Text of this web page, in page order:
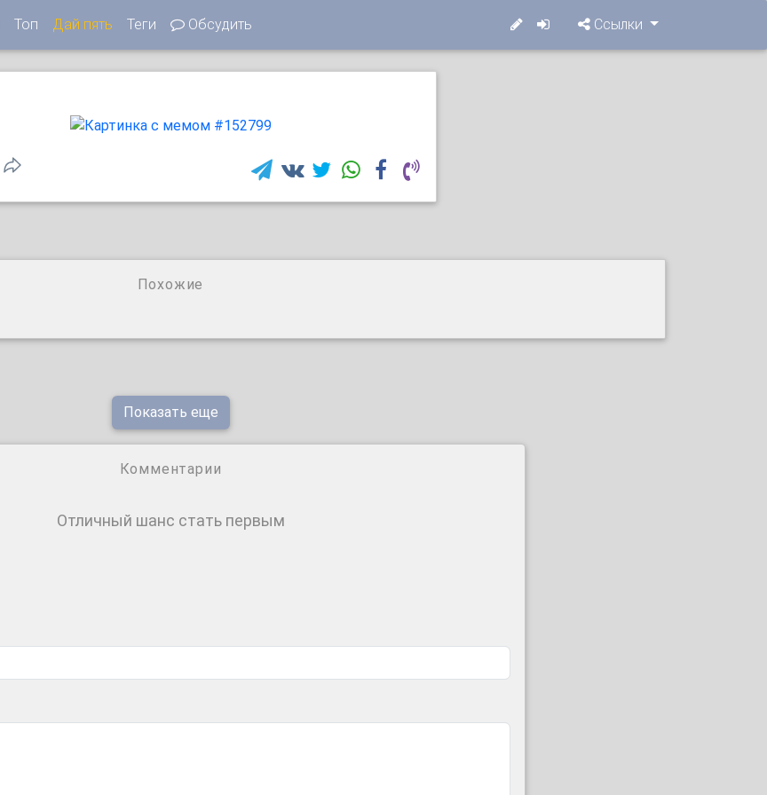
Топ Дай пять Теги Обсудить Ссылки
Похожие
Показать еще
Комментарии
Отличный шанс стать первым